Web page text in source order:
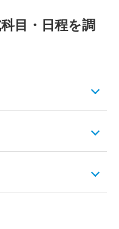
目・日程を調